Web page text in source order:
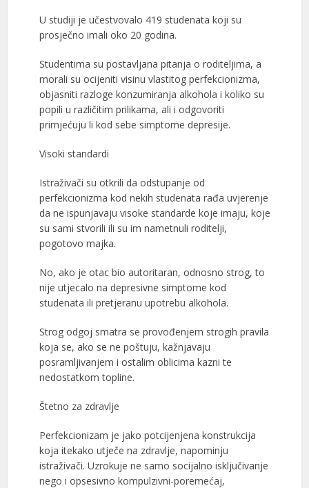
U studiji je učestvovalo 419 studenata koji su
prosječno imali oko 20 godina.
Studentima su postavljana pitanja o roditeljima, a
morali su ocijeniti visinu vlastitog perfekcionizma,
objasniti razloge konzumiranja alkohola i koliko su
popili u različitim prilikama, ali i odgovoriti
primjećuju li kod sebe simptome depresije.
Visoki standardi
Istraživači su otkrili da odstupanje od
perfekcionizma kod nekih studenata rađa uvjerenje
da ne ispunjavaju visoke standarde koje imaju, koje
su sami stvorili ili su im nametnuli roditelji,
pogotovo majka.
No, ako je otac bio autoritaran, odnosno strog, to
nije utjecalo na depresivne simptome kod
studenata ili pretjeranu upotrebu alkohola.
Strog odgoj smatra se provođenjem strogih pravila
koja se, ako se ne poštuju, kažnjavaju
posramljivanjem i ostalim oblicima kazni te
nedostatkom topline.
Štetno za zdravlje
Perfekcionizam je jako potcijenjena konstrukcija
koja itekako utječe na zdravlje, napominju
istraživači. Uzrokuje ne samo socijalno isključivanje
nego i opsesivno kompulzivni-poremećaj,